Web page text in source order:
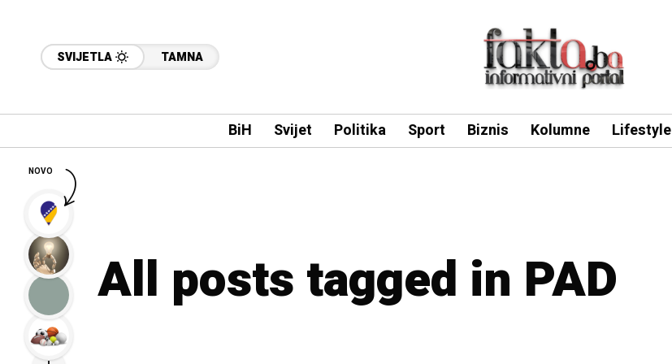
SVIJETLA TAMNA
BiH Svijet Politika Sport Biznis Kolumne Lifestyle
All posts tagged in PAD
NOVO